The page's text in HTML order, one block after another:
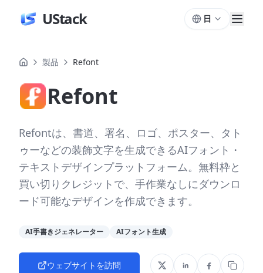
UStack 日
製品 Refont
Refont
Refontは、書道、署名、ロゴ、ポスター、タト
ゥーなどの装飾文字を生成できるAIフォント・
テキストデザインプラットフォーム。無料枠と
買い切りクレジットで、手作業なしにダウンロ
ード可能なデザインを作成できます。
AI手書きジェネレーター AIフォント生成
ウェブサイトを訪問